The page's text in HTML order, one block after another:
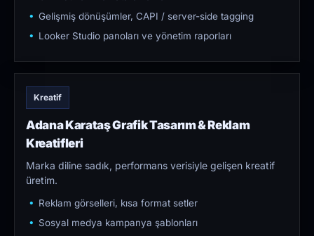
Gelişmiş dönüşümler, CAPI / server-side tagging
Looker Studio panoları ve yönetim raporları
Kreatif
Adana Karataş Grafik Tasarım & Reklam
Kreatifleri
Marka diline sadık, performans verisiyle gelişen kreatif
üretim.
Reklam görselleri, kısa format setler
Sosyal medya kampanya şablonları